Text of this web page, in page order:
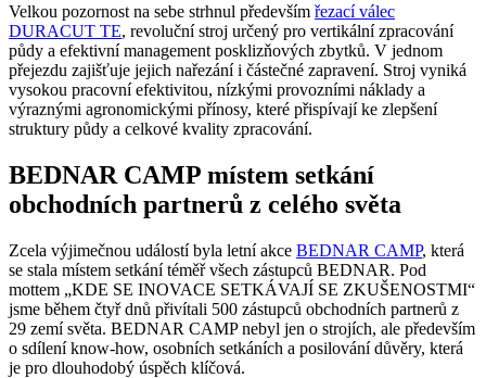
Velkou pozornost na sebe strhnul především řezací válec
DURACUT TE, revoluční stroj určený pro vertikální zpracování
půdy a efektivní management posklizňových zbytků. V jednom
přejezdu zajišťuje jejich nařezání i částečné zapravení. Stroj vyniká
vysokou pracovní efektivitou, nízkými provozními náklady a
výraznými agronomickými přínosy, které přispívají ke zlepšení
struktury půdy a celkové kvality zpracování.
BEDNAR CAMP místem setkání
obchodních partnerů z celého světa
Zcela výjimečnou událostí byla letní akce BEDNAR CAMP, která
se stala místem setkání téměř všech zástupců BEDNAR. Pod
mottem „KDE SE INOVACE SETKÁVAJÍ SE ZKUŠENOSTMI“
jsme během čtyř dnů přivítali 500 zástupců obchodních partnerů z
29 zemí světa. BEDNAR CAMP nebyl jen o strojích, ale především
o sdílení know-how, osobních setkáních a posilování důvěry, která
je pro dlouhodobý úspěch klíčová.